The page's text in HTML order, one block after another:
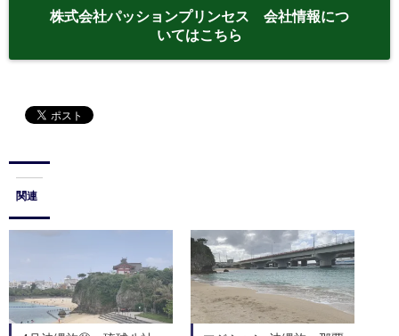
株式会社パッションプリンセス 会社情報につ
いてはこちら
関連